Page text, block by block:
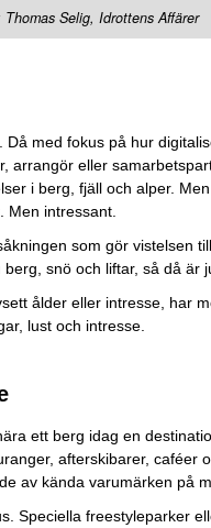
Selig, Idrottens Affärer
. Då med fokus på hur
arrangör eller
i berg, fjäll och alper.
Men intressant.
som gör vistelsen
snö och liftar, så då är
ålder eller intresse, har
lust och intresse.
ett berg idag en
afterskibarer, caféer
av kända varumärken på
Speciella freestyleparker